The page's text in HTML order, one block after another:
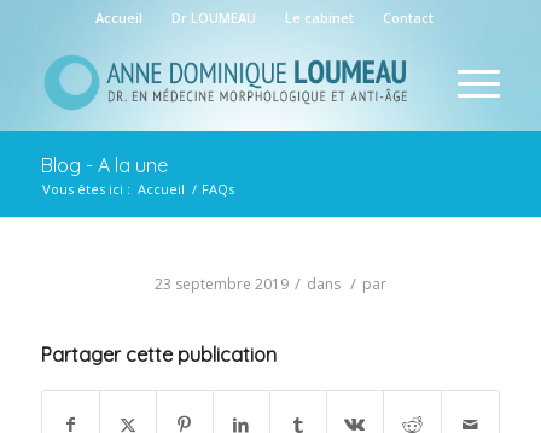
Accueil Dr LOUMEAU Le cabinet Contact
Blog - A la une
Vous êtes ici : Accueil / FAQs
23 septembre 2019 / dans / par
Partager cette publication